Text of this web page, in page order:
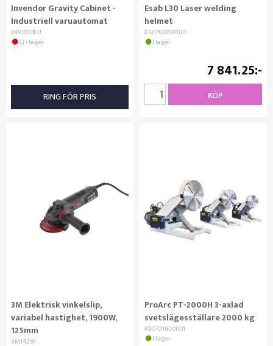
Invendor Gravity Cabinet -
Industriell varuautomat
INV1010EU
Ej i lager
RING FÖR PRIS
Esab L30 Laser welding
helmet
ES0700700100
I lager
7 841.25
KÖP
3M Elektrisk vinkelslip,
variabel hastighet, 1900W,
125mm
3M14291
ProArc PT-2000H 3-axlad
svetslägesställare 2000 kg
PRO721920001
I lager